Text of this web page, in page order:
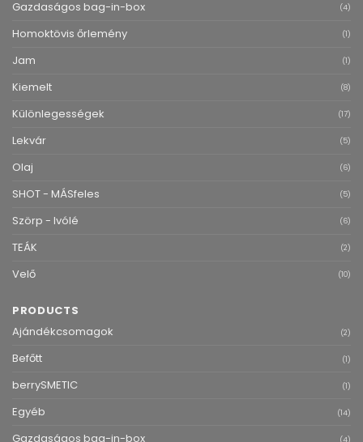
Gazdaságos bag-in-box (4)
Homoktövis őrlemény (1)
Jam (1)
Kiemelt (8)
Különlegességek (17)
Lekvár (5)
Olaj (6)
SHOT - MÁSfeles (5)
Szörp - Ivólé (6)
TEÁK (2)
Velő (10)
PRODUCTS
Ajándékcsomagok
(2)
Befőtt (1)
berrySMETIC (1)
Egyéb (14)
Gazdaságos bag-in-box (4)